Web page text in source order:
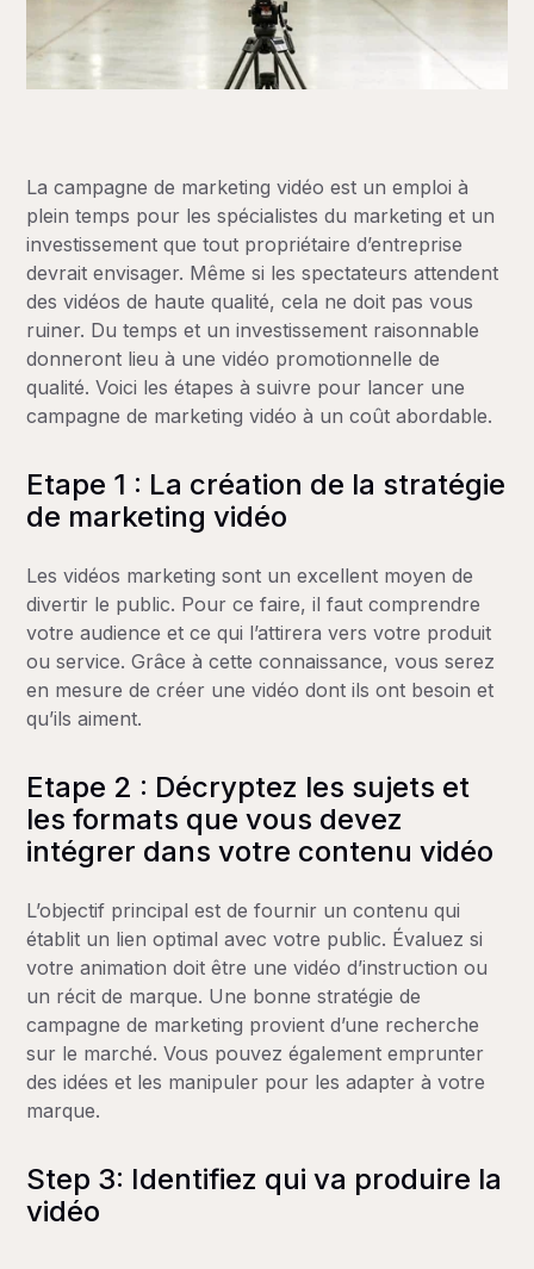
La campagne de marketing vidéo est un emploi à
plein temps pour les spécialistes du marketing et un
investissement que tout propriétaire d’entreprise
devrait envisager. Même si les spectateurs attendent
des vidéos de haute qualité, cela ne doit pas vous
ruiner. Du temps et un investissement raisonnable
donneront lieu à une vidéo promotionnelle de
qualité. Voici les étapes à suivre pour lancer une
campagne de marketing vidéo à un coût abordable.
Etape 1 : La création de la stratégie
de marketing vidéo
Les vidéos marketing sont un excellent moyen de
divertir le public. Pour ce faire, il faut comprendre
votre audience et ce qui l’attirera vers votre produit
ou service. Grâce à cette connaissance, vous serez
en mesure de créer une vidéo dont ils ont besoin et
qu’ils aiment.
Etape 2 : Décryptez les sujets et
les formats que vous devez
intégrer dans votre contenu vidéo
L’objectif principal est de fournir un contenu qui
établit un lien optimal avec votre public. Évaluez si
votre animation doit être une vidéo d’instruction ou
un récit de marque. Une bonne stratégie de
campagne de marketing provient d’une recherche
sur le marché. Vous pouvez également emprunter
des idées et les manipuler pour les adapter à votre
marque.
Step 3: Identifiez qui va produire la
vidéo